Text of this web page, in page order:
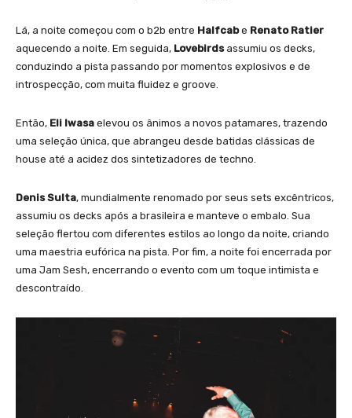
Lá, a noite começou com o b2b entre Halfcabe Renato Ratier
aquecendo a noite. Em seguida, Lovebirdsassumiu os decks,
conduzindo a pista passando por momentos explosivos e de
introspecção, com muita fluidez e groove.
Então, Eli Iwasa elevou os ânimos a novos patamares, trazendo
uma seleção única, que abrangeu desde batidas clássicas de
house até a acidez dos sintetizadores de techno.
Denis Sulta, mundialmente renomado por seus sets excêntricos,
assumiu os decks após a brasileira e manteve o embalo. Sua
seleção flertou com diferentes estilos ao longo da noite, criando
uma maestria eufórica na pista. Por fim, a noite foi encerrada por
uma Jam Sesh, encerrando o evento com um toque intimista e
descontraído.